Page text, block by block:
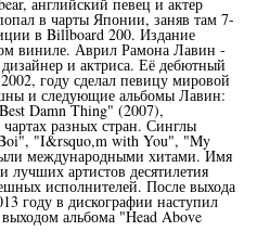
английский певец и актер
в чарты Японии, заняв там 7-
в Billboard 200. Издание
виниле. Аврил Рамона Лавин -
и актриса. Её дебютный
году сделал певицу мировой
и следующие альбомы Лавин:
Damn Thing" (2007),
разных стран. Синглы
"I&rsquo,m with You", "My
международными хитами. Имя
артистов десятилетия
исполнителей. После выхода
году в дискографии наступил
альбома "Head Above